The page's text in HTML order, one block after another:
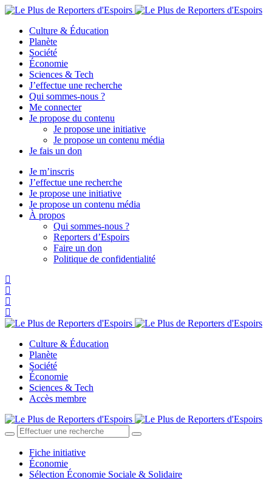
Culture & Éducation
Planète
Société
Économie
Sciences & Tech
J’effectue une recherche
Qui sommes-nous ?
Me connecter
Je propose du contenu
Je propose une initiative
Je propose un contenu média
Je fais un don
Je m’inscris
J’effectue une recherche
Je propose une initiative
Je propose un contenu média
À propos
Qui sommes-nous ?
Reporters d’Espoirs
Faire un don
Politique de confidentialité
Culture & Éducation
Planète
Société
Économie
Sciences & Tech
Accès membre
Fiche initiative
Économie
Sélection Économie Sociale & Solidaire